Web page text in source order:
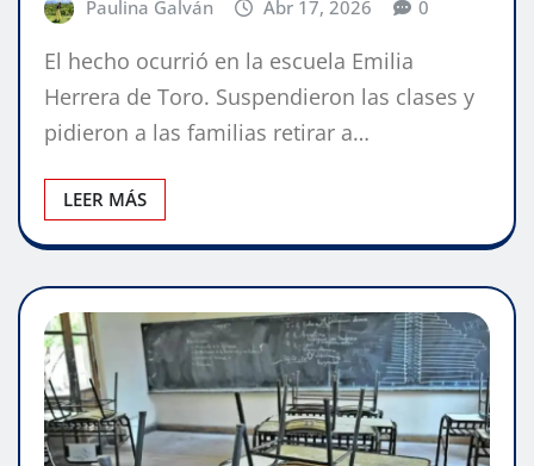
Paulina Galván Abr 17, 2026 0
El hecho ocurrió en la escuela Emilia
Herrera de Toro. Suspendieron las clases y
pidieron a las familias retirar a…
LEER MÁS